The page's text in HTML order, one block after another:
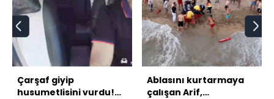
Çarşaf giyip
husumetlisini vurdu!
Ablasını kurtarmaya
çalışan Arif,